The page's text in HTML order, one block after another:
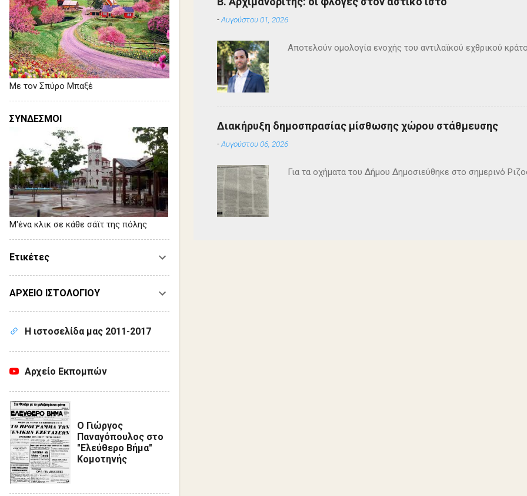
-Αυγούστου 01, 2026
Αποτελούν ομολογία ενοχής του αντιλαϊκού εχθρικού
Διακήρυξη δημοσπρασίας μίσθωσης χώρου στάθμευσης
-Αυγούστου 06, 2026
Για τα οχήματα του Δήμου Δημοσιεύθηκε στο σημερινό
Με τον Σπύρο Μπαξέ
ΣΥΝΔΕΣΜΟΙ
Μ'ένα κλικ σε κάθε σάϊτ της πόλης
Ετικέτες
ΑΡΧΕΙΟ ΙΣΤΟΛΟΓΙΟΥ
Η ιστοσελίδα μας 2011-2017
Αρχείο Εκπομπών
Ο Γιώργος
Παναγόπουλος στο
"Ελεύθερο Βήμα"
Κομοτηνής